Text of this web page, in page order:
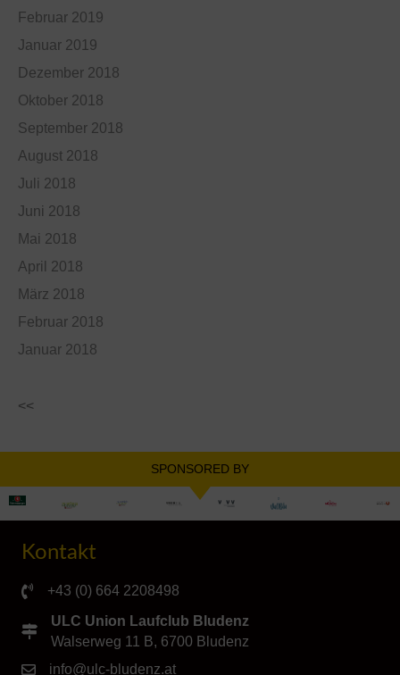
Februar 2019
Januar 2019
Dezember 2018
Oktober 2018
September 2018
August 2018
Juli 2018
Juni 2018
Mai 2018
April 2018
März 2018
Februar 2018
Januar 2018
<<
SPONSORED BY
Kontakt
+43 (0) 664 2208498
ULC Union Laufclub Bludenz
Walserweg 11 B, 6700 Bludenz
info@ulc-bludenz.at